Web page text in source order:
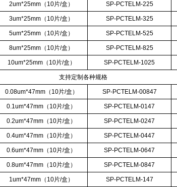
2um*25mm （ 10片/盒） SP-PCTELM-225
3um*25mm （ 10片/盒） SP-PCTELM-325
5um*25mm （ 10片/盒） SP-PCTELM-525
8um*25mm （ 10片/盒） SP-PCTELM-825
10um*25mm（ 10片/盒） SP-PCTELM-1025
支持定制各种规格
0.08um*47mm（ 10片/盒） SP-PCTELM-00847
0.1um*47mm （ 10片/盒） SP-PCTELM-0147
0.2um*47mm （ 10片/盒） SP-PCTELM-0247
0.4um*47mm （ 10片/盒） SP-PCTELM-0447
0.6um*47mm （ 10片/盒） SP-PCTELM-0647
0.8um*47mm （ 10片/盒） SP-PCTELM-0847
1um*47mm （ 10片/盒） SP-PCTELM-147